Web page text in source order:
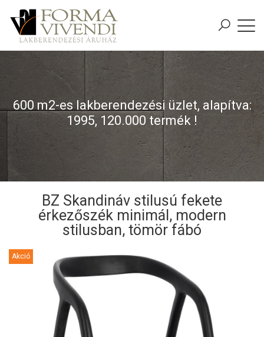
600 m2-es lakberendezési üzlet, alapítva:
1995, 120.000 termék !
BZ Skandináv stilusú fekete
érkezőszék minimál, modern
stilusban, tömör fábó
Akció